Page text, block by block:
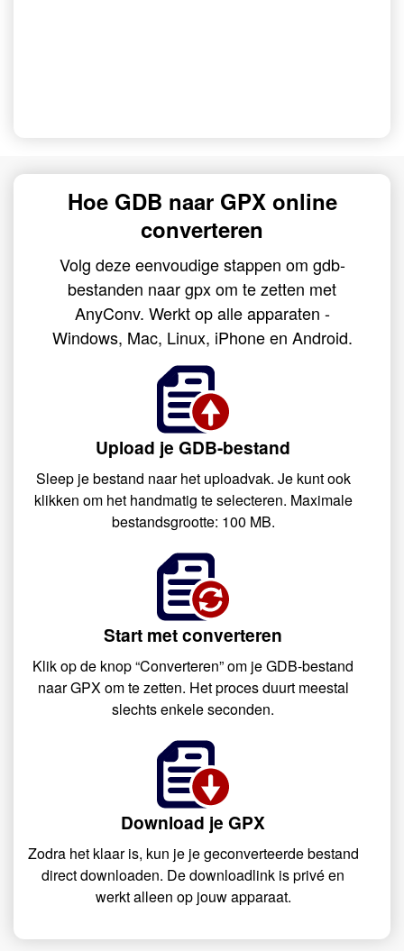
Hoe GDB naar GPX online
converteren
Volg deze eenvoudige stappen om gdb-
bestanden naar gpx om te zetten met
AnyConv. Werkt op alle apparaten -
Windows, Mac, Linux, iPhone en Android.
Upload je GDB-bestand
Sleep je bestand naar het uploadvak. Je kunt ook
klikken om het handmatig te selecteren. Maximale
bestandsgrootte: 100 MB.
Start met converteren
Klik op de knop “Converteren” om je GDB-bestand
naar GPX om te zetten. Het proces duurt meestal
slechts enkele seconden.
Download je GPX
Zodra het klaar is, kun je je geconverteerde bestand
direct downloaden. De downloadlink is privé en
werkt alleen op jouw apparaat.